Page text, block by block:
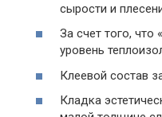
сырости и
За счет того, что
уровень
Клеевой состав
Кладка